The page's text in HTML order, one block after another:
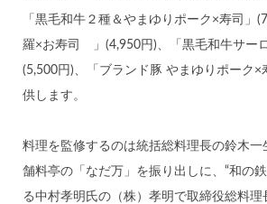
「黒毛和牛２種＆やまゆりポーク×寿司」
羅×お寿司 」(4,950円)、「黒毛和牛サー
(5,500円)、「ブランド豚 やまゆりポーク×
供します。
料理を監修するのは統括総料理長の鈴木一
舗料亭の「なだ万」を振り出しに、“和の
る中村孝明氏の（株）孝明で取締役総料